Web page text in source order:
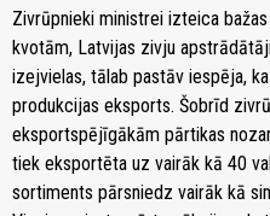
Zivrūpnieki ministrei izteica
kvotām, Latvijas zivju
izejvielas, tālab pastāv iespēja,
produkcijas eksports. Šobrīd
eksportspējīgākām pārtikas
tiek eksportēta uz vairāk kā 40
sortiments pārsniedz vairāk kā